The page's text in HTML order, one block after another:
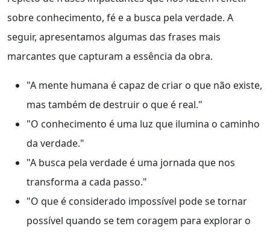
sobre conhecimento, fé e a busca pela verdade. A
seguir, apresentamos algumas das frases mais
marcantes que capturam a essência da obra.
"A mente humana é capaz de criar o que não existe,
mas também de destruir o que é real."
"O conhecimento é uma luz que ilumina o caminho
da verdade."
"A busca pela verdade é uma jornada que nos
transforma a cada passo."
"O que é considerado impossível pode se tornar
possível quando se tem coragem para explorar o